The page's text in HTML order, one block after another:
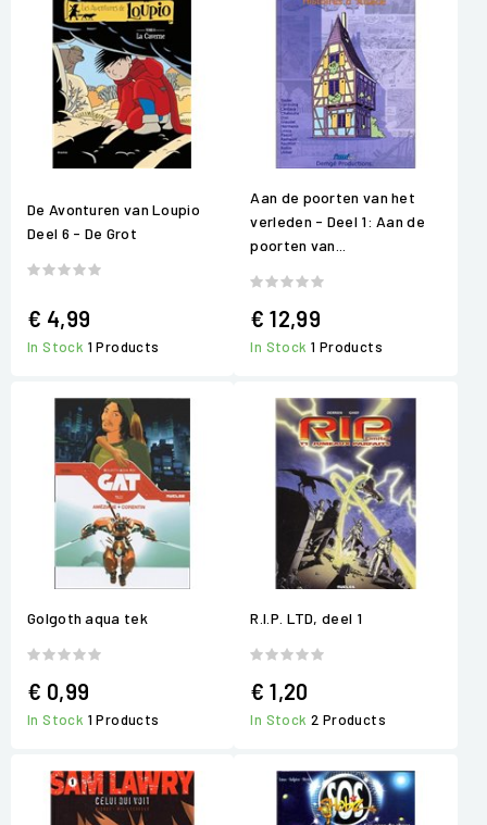
De Avonturen van Loupio
Deel 6 - De Grot
€ 4,99
In Stock 1 Products
Aan de poorten van het
verleden - Deel 1: Aan de
poorten van...
€ 12,99
In Stock1 Products
Golgoth aqua tek
€ 0,99
In Stock 1 Products
R.I.P. LTD, deel 1
€ 1,20
In Stock2 Products